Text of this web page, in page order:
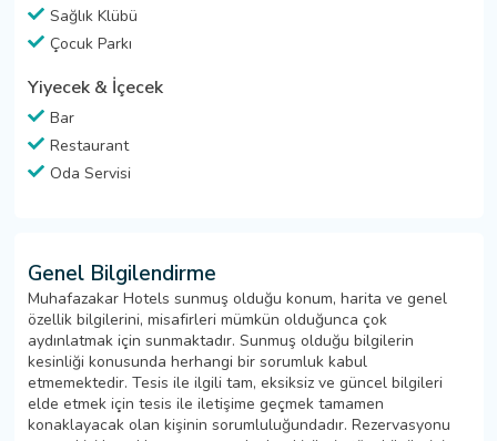
Sağlık Klübü
Çocuk Parkı
Yiyecek & İçecek
Bar
Restaurant
Oda Servisi
Genel Bilgilendirme
Muhafazakar Hotels sunmuş olduğu konum, harita ve genel
özellik bilgilerini, misafirleri mümkün olduğunca çok
aydınlatmak için sunmaktadır. Sunmuş olduğu bilgilerin
kesinliği konusunda herhangi bir sorumluk kabul
etmemektedir. Tesis ile ilgili tam, eksiksiz ve güncel bilgileri
elde etmek için tesis ile iletişime geçmek tamamen
konaklayacak olan kişinin sorumluluğundadır. Rezervasyonu